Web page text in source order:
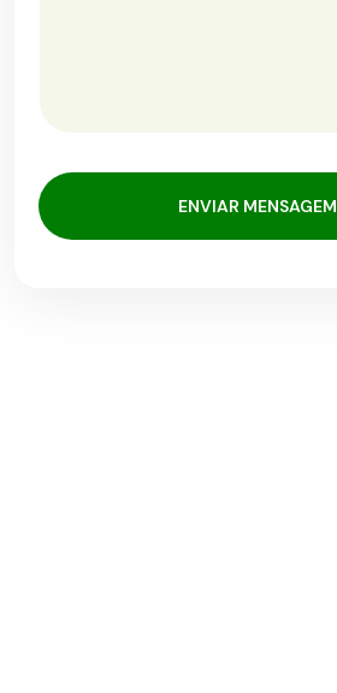
ENVIAR MENSAGEM